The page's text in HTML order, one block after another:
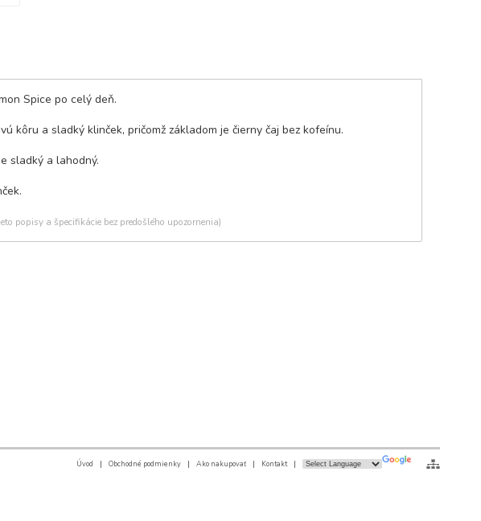
Spice po celý deň.
kôru a sladký klinček, pričomž základom je čierny čaj bez kofeínu.
sladký a lahodný.
popisy a špecifikácie bez predošlého upozornenia)
Úvod | Obchodné podmienky | Ako nakupovať | Kontakt|